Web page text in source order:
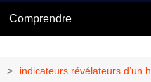
Comprendre
indicateurs révélateurs d’un